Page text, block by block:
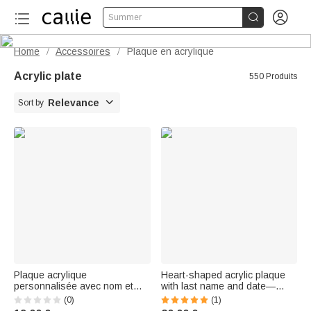
Summer  
Home / Accessoires / Plaque en acrylique
Acrylic plate 550 Produits
Sort by Relevance 
Plaque acrylique
personnalisée avec nom et
année Cadeau de fin d'études
pour diplômés
(0)
Heart-shaped acrylic plaque
with last name and date—
Wedding anniversary gift for
newlyweds
(1)